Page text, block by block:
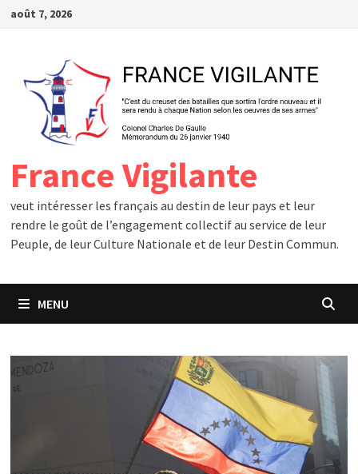
Passer
août 7, 2026
France Vigilante
veut intéresser les français au destin de leur pays et leur
rendre le goût de l’engagement collectif au service de leur
Peuple, de leur Culture Nationale et de leur Destin Commun.
MENU